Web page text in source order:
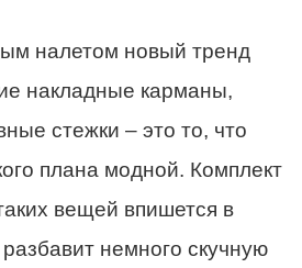
налетом новый тренд
накладные карманы,
стежки – это то, что
плана модной. Комплект
вещей впишется в
немного скучную